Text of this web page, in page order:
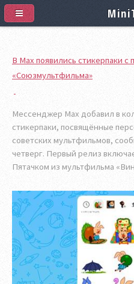
В Max появились стикерпаки с
«Союзмультфильма»
Мессенджер Мах добавил в
стикерпаки, посвящённые
советских мультфильмов,
четверг. Первый релиз
Пятачком из мультфильма